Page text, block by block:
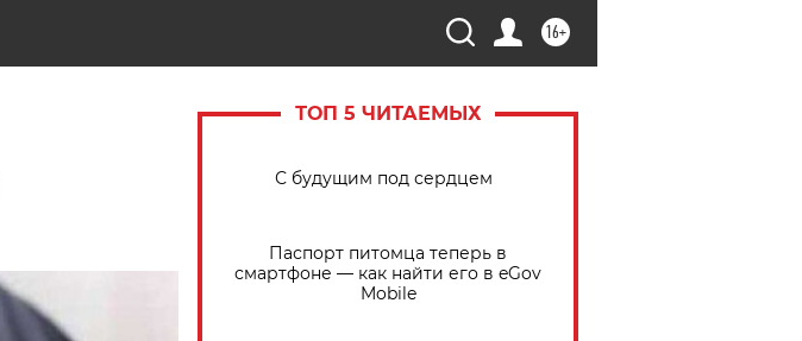
16+
ТОП 5 ЧИТАЕМЫХ
С будущим под сердцем
Паспорт питомца теперь в
смартфоне — как найти его в eGov
Mobile